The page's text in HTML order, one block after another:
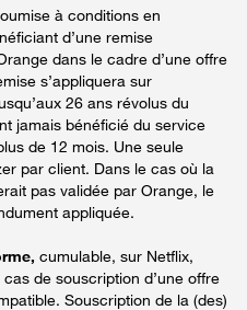
à conditions en
d’une remise
dans le cadre d’une offre
s’appliquera sur
26 ans révolus du
jamais bénéficié du service
de 12 mois. Une seule
par client. Dans le cas où la
pas validée par Orange, le
appliquée.
cumulable, sur Netflix,
de souscription d’une offre
Souscription de la (des)